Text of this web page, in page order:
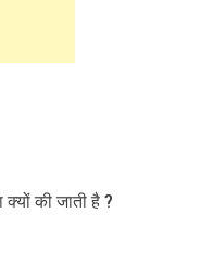
क्यों की जाती है ?